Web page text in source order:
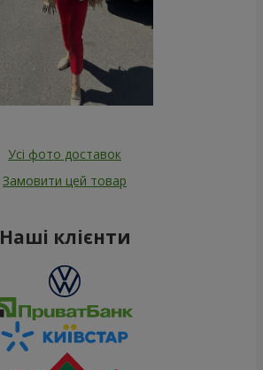
Усі фото доставок
Замовити цей товар
Наші клієнти